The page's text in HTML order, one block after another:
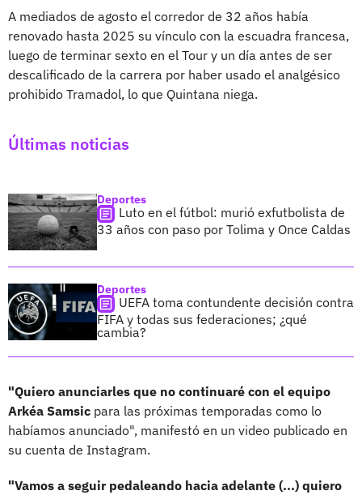
A mediados de agosto el corredor de 32 años había
renovado hasta 2025 su vínculo con la escuadra francesa,
luego de terminar sexto en el Tour y un día antes de ser
descalificado de la carrera por haber usado el analgésico
prohibido Tramadol, lo que Quintana niega.
Últimas noticias
Deportes
Luto en el fútbol: murió exfutbolista de
33 años con paso por Tolima y Once Caldas
Deportes
UEFA toma contundente decisión contra
FIFA y todas sus federaciones; ¿qué
cambia?
"Quiero anunciarles que no continuaré con el equipo
Arkéa Samsic para las próximas temporadas como lo
habíamos anunciado", manifestó en un video publicado en
su cuenta de Instagram.
"Vamos a seguir pedaleando hacia adelante (...) quiero